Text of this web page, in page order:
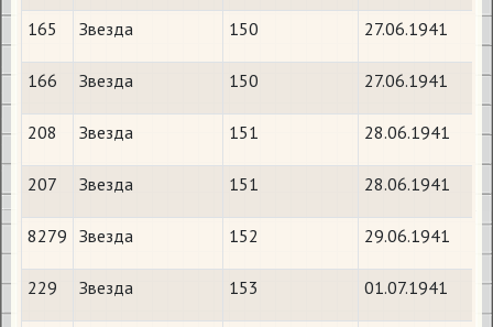
165 Звезда 150 27.06.1941
166 Звезда 150 27.06.1941
208 Звезда 151 28.06.1941
207 Звезда 151 28.06.1941
8279 Звезда 152 29.06.1941
229 Звезда 153 01.07.1941